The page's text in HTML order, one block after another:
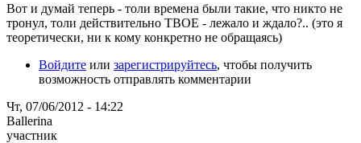
Вот и думай теперь - толи времена были такие, что никто не
тронул, толи действительно ТВОЕ - лежало и ждало?.. (это я
теоретически, ни к кому конкретно не обращаясь)
Войдите или зарегистрируйтесь, чтобы получить
возможность отправлять комментарии
Чт, 07/06/2012 - 14:22
Ballerina
участник